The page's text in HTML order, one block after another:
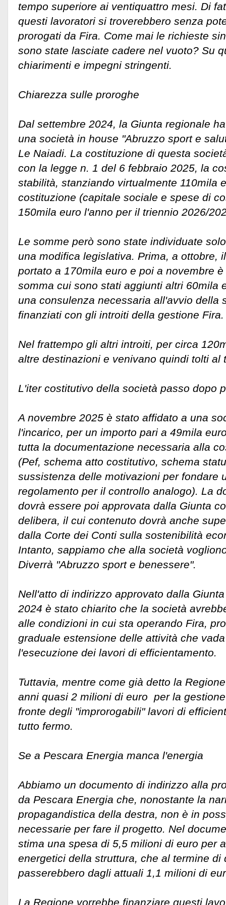
tempo superiore ai ventiquattro mesi. Di
questi lavoratori si troverebbero senza
prorogati da Fira. Come mai le richieste
sono state lasciate cadere nel vuoto? Su
chiarimenti e impegni stringenti.
Chiarezza sulle proroghe
Dal settembre 2024, la Giunta regionale
una società in house "Abruzzo sport e
Le Naiadi. La costituzione di questa
con la legge n. 1 del 6 febbraio 2025, la
stabilità, stanziando virtualmente 110mila
costituzione (capitale sociale e spese di
150mila euro l'anno per il triennio 2026/
Le somme però sono state individuate
una modifica legislativa. Prima, a ottobre,
portato a 170mila euro e poi a novembre
somma cui sono stati aggiunti altri 60mila
una consulenza necessaria all'avvio della
finanziati con gli introiti della gestione Fira.
Nel frattempo gli altri introiti, per circa
altre destinazioni e venivano quindi tolti al
L'iter costitutivo della società passo dopo
A novembre 2025 è stato affidato a una
l'incarico, per un importo pari a 49mila
tutta la documentazione necessaria alla
(Pef, schema atto costitutivo, schema
sussistenza delle motivazioni per fondare
regolamento per il controllo analogo). La
dovrà essere poi approvata dalla Giunta
delibera, il cui contenuto dovrà anche
dalla Corte dei Conti sulla sostenibilità
Intanto, sappiamo che alla società
Diverrà "Abruzzo sport e benessere".
Nell'atto di indirizzo approvato dalla
2024 è stato chiarito che la società
alle condizioni in cui sta operando Fira,
graduale estensione delle attività che
l'esecuzione dei lavori di efficientamento.
Tuttavia, mentre come già detto la
anni quasi 2 milioni di euro per la
fronte degli "improrogabili" lavori di
tutto fermo.
Se a Pescara Energia manca l'energia
Abbiamo un documento di indirizzo alla
da Pescara Energia che, nonostante la
propagandistica della destra, non è in
necessarie per fare il progetto. Nel
stima una spesa di 5,5 milioni di euro per
energetici della struttura, che al termine di
passerebbero dagli attuali 1,1 milioni di
La Regione vorrebbe finanziare questi